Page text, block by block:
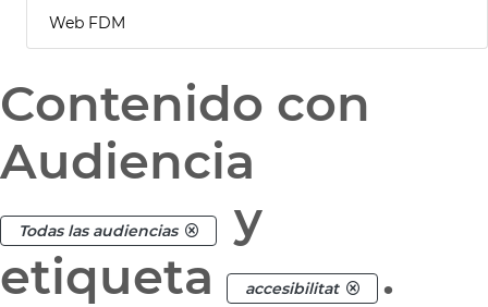
Web FDM
Contenido con
Audiencia
Todas las audiencias
y
etiqueta
accesibilitat .